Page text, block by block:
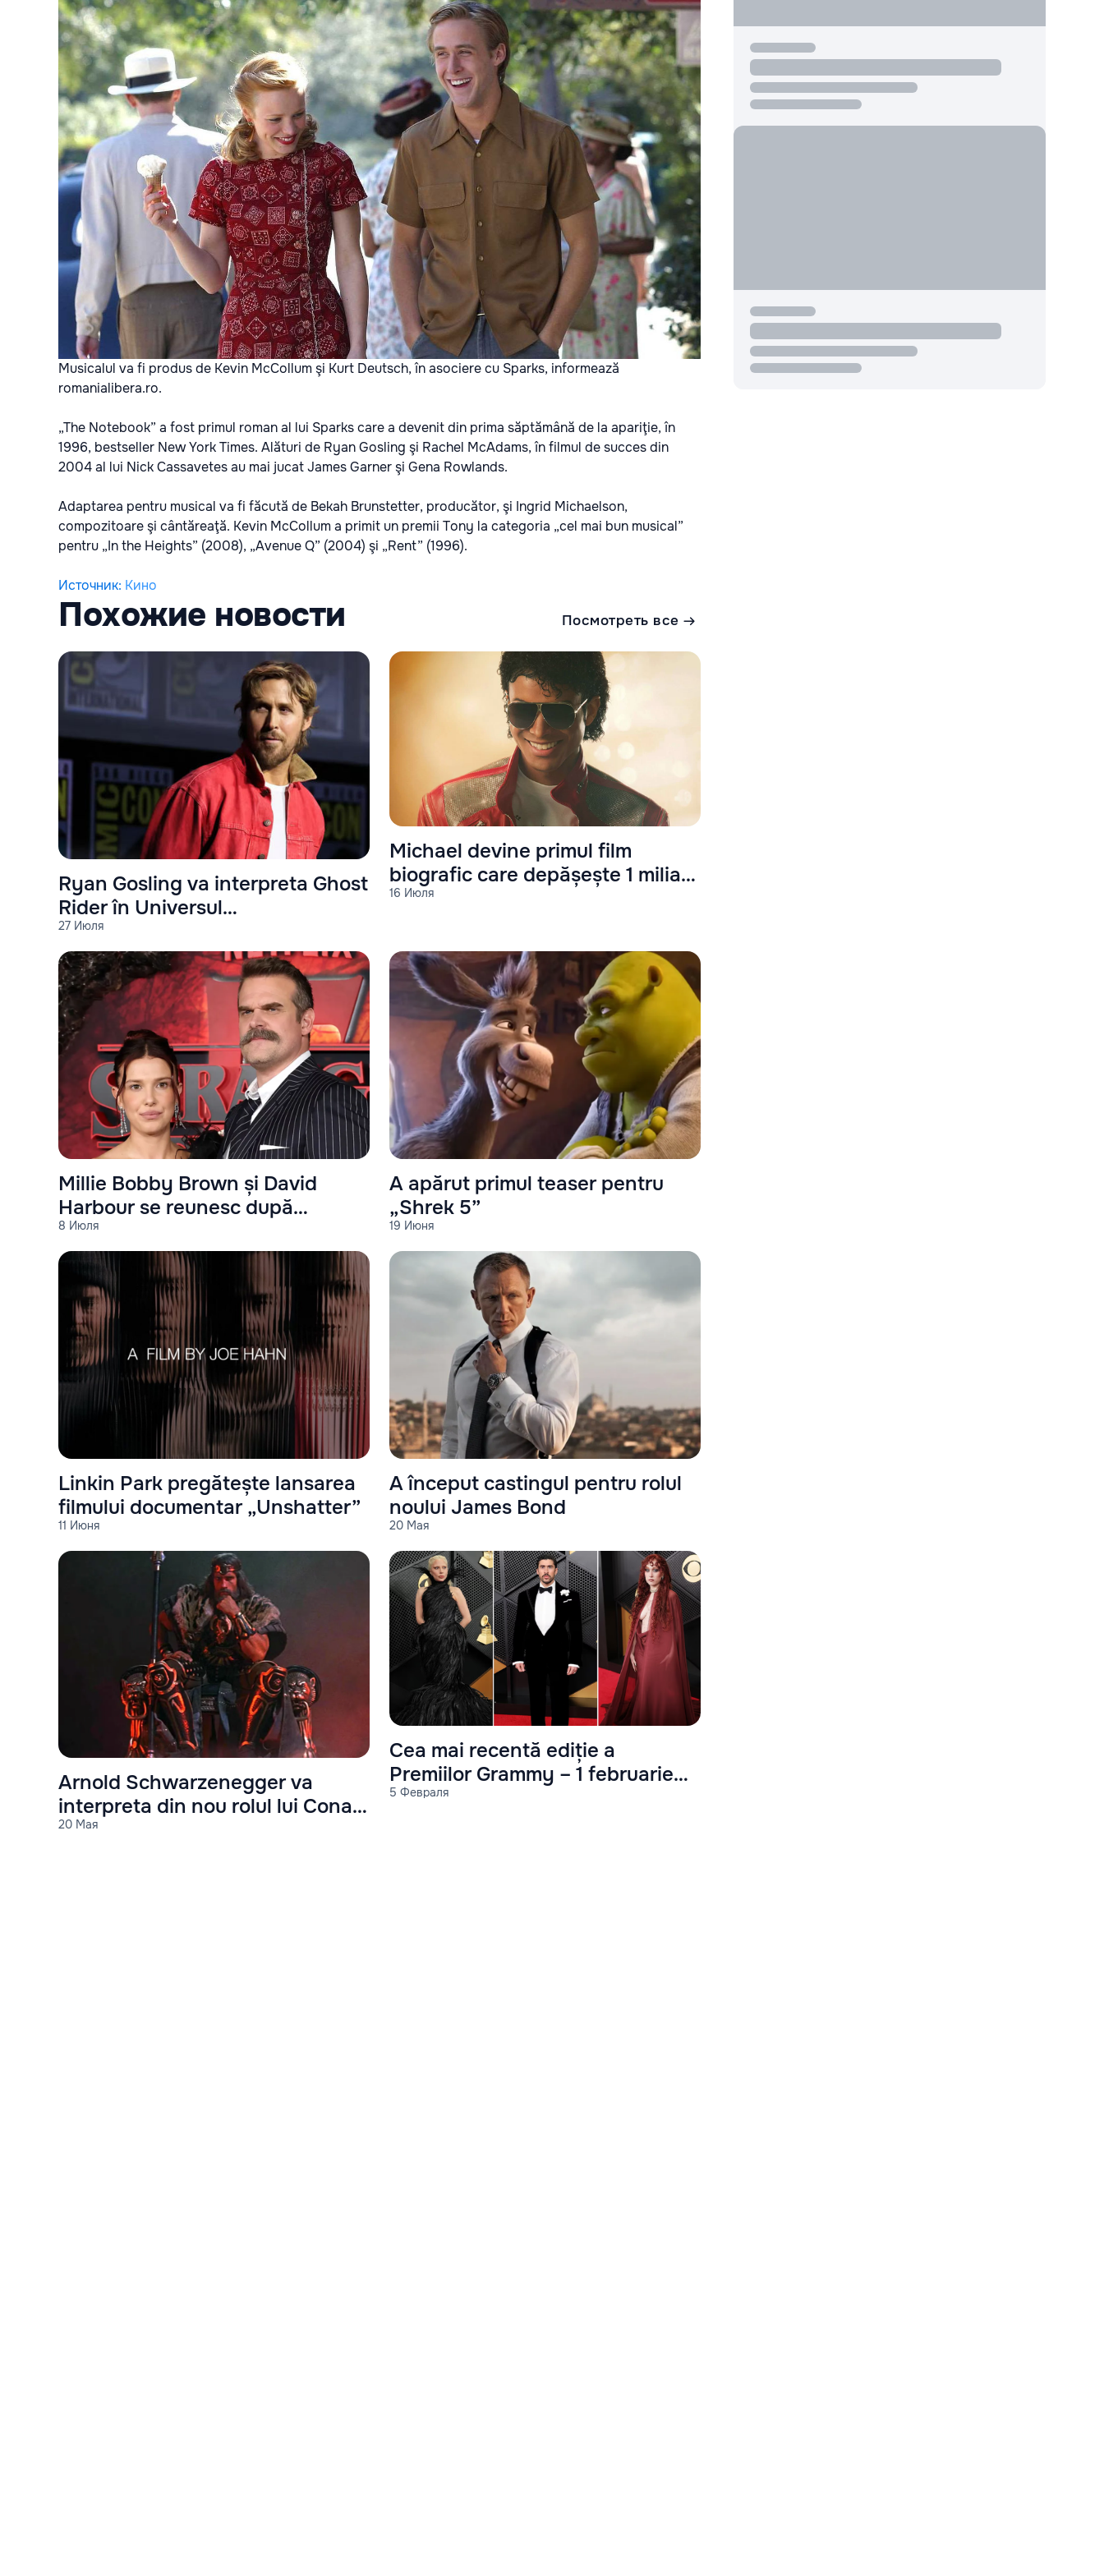
Musicalul va fi produs de Kevin McCollum şi Kurt Deutsch, în asociere cu Sparks, informează
romanialibera.ro.
„The Notebook” a fost primul roman al lui Sparks care a devenit din prima săptămână de la apariţie, în
1996, bestseller New York Times. Alături de Ryan Gosling şi Rachel McAdams, în filmul de succes din
2004 al lui Nick Cassavetes au mai jucat James Garner şi Gena Rowlands.
Adaptarea pentru musical va fi făcută de Bekah Brunstetter, producător, şi Ingrid Michaelson,
compozitoare şi cântăreaţă. Kevin McCollum a primit un premii Tony la categoria „cel mai bun musical”
pentru „In the Heights” (2008), „Avenue Q” (2004) şi „Rent” (1996).
Источник: Кино
Похожие новости Посмотреть все
27 Июля
Ryan Gosling va interpreta Ghost
Rider în Universul
Cinematografic Marvel
16 Июля
Michael devine primul film
biografic care depășește 1 miliard
de dolari la box office
8 Июля
Millie Bobby Brown și David
Harbour se reunesc după
„Stranger Things”
19 Июня
A apărut primul teaser pentru
„Shrek 5”
11 Июня
Linkin Park pregătește lansarea
filmului documentar „Unshatter”
20 Мая
A început castingul pentru rolul
noului James Bond
20 Мая
Arnold Schwarzenegger va
interpreta din nou rolul lui Conan
Barbarul
5 Февраля
Cea mai recentă ediție a
Premiilor Grammy – 1 februarie
2026